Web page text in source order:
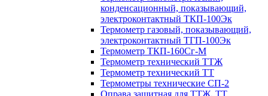
конденсационный, показывающий,
электроконтактный ТКП-100Эк
Термометр газовый, показывающий,
электроконтактный ТГП-100Эк
Термометр ТКП-160Сг-М
Термометр технический ТТЖ
Термометр технический ТТ
Термометры технические СП-2
Оправа защитная для ТТЖ, ТТ